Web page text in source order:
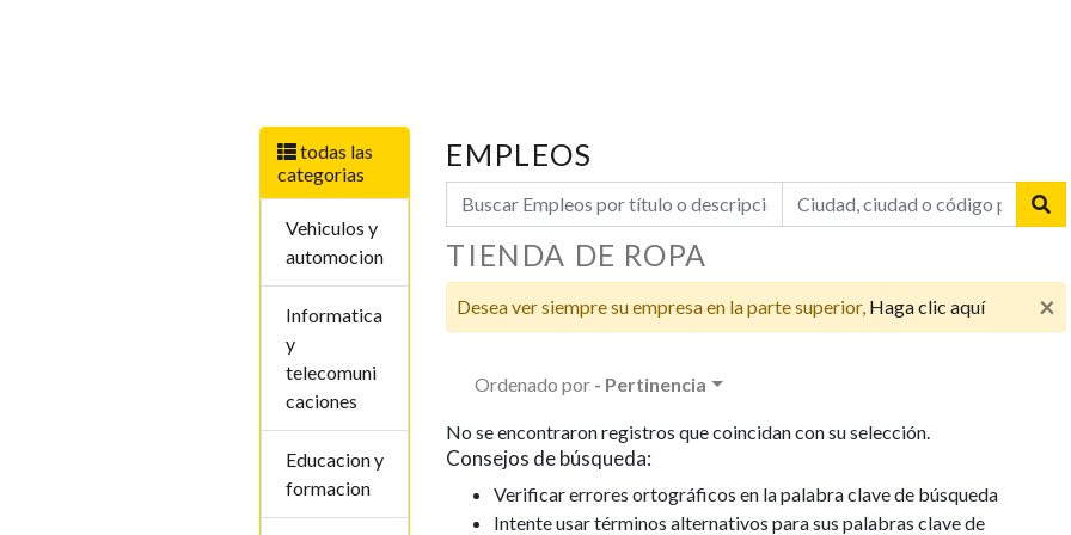
todas las
categorias
Vehiculos y
automocion
Informatica
y
telecomuni
caciones
Educacion y
formacion
EMPLEOS
TIENDA DE ROPA
×
Desea ver siempre su empresa en la parte superior, Haga clic aquí
Ordenado por - Pertinencia
No se encontraron registros que coincidan con su selección.
Consejos de búsqueda:
Verificar errores ortográficos en la palabra clave de búsqueda
Intente usar términos alternativos para sus palabras clave de